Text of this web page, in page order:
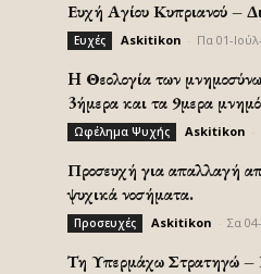
Ευχή Αγίου Κυπριανού –
Ευχές Askitikon Πα 01-
H Θεολογία των
3ήμερα και τα 9μερα
Ωφέλημα Ψυχής Askitikon
Προσευχή για απαλλαγή
ψυχικά νοσήματα.
Προσευχές Askitikon Σα
Τη Υπερμάχω Στρατηγώ –